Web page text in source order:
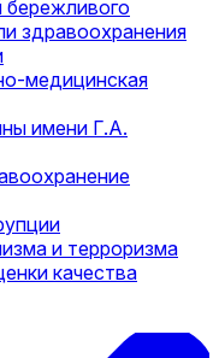
бережливого
здравоохранения
медицинская
имени Г.А.
и терроризма
качества